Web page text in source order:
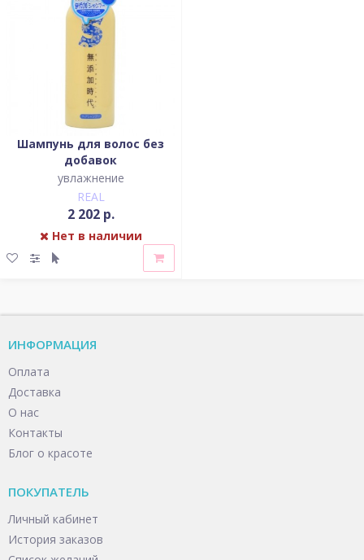
Шампунь для волос без
добавок
увлажнение
REAL
2 202 р.
Нет в наличии
ИНФОРМАЦИЯ
Оплата
Доставка
О нас
Контакты
Блог о красоте
ПОКУПАТЕЛЬ
Личный кабинет
История заказов